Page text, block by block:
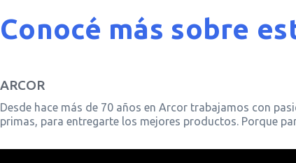
Conocé más sobre
ARCOR
Desde hace más de 70 años en Arcor trabajamos con
primas, para entregarte los mejores productos. Porque